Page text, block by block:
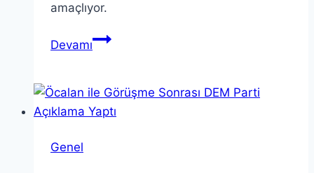
amaçlıyor.
DevamıÖcalan
Silah
Bırakma
Genel